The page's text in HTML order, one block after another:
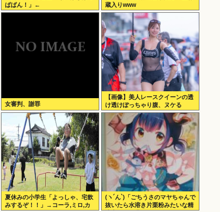
ぱぱん！」←
蔵入りwww
女審判、謝罪
【画像】美人レースクイーンの透
け透けぽっちゃり腹、ヌケる
夏休みの小学生「よっしゃ、宅飲
みするぞ！！」→コーラ,ミロ,カ
(ヽ´ん`)「ごちうさのマヤちゃんで
抜いたら水溶き片栗粉みたいな精